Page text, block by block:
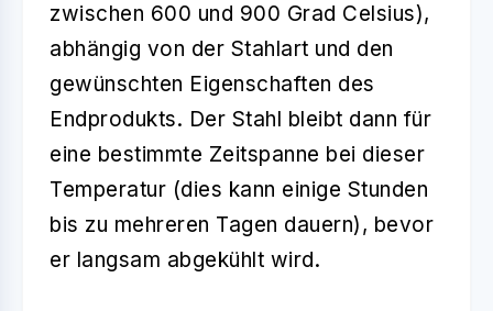
zwischen 600 und 900 Grad Celsius),
abhängig von der Stahlart und den
gewünschten Eigenschaften des
Endprodukts. Der Stahl bleibt dann für
eine bestimmte Zeitspanne bei dieser
Temperatur (dies kann einige Stunden
bis zu mehreren Tagen dauern), bevor
er langsam abgekühlt wird.